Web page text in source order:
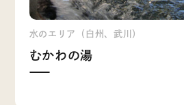
水のエリア（白州、武川）
むかわの湯